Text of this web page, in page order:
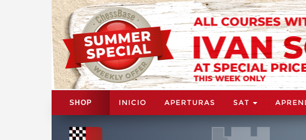
SHOP INICIO APERTURAS SAT